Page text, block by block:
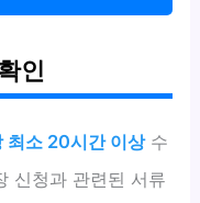
인
최소 20시간 이상수
신청과 관련된 서류